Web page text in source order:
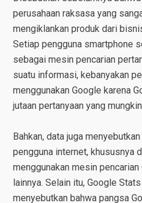
perusahaan raksasa yang
mengiklankan produk dari
Setiap pengguna smartphone
sebagai mesin pencarian
suatu informasi, kebanyakan
menggunakan Google karena
jutaan pertanyaan yang
Bahkan, data juga
pengguna internet, khususnya
menggunakan mesin
lainnya. Selain itu, Google
menyebutkan bahwa pangsa